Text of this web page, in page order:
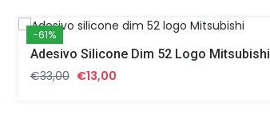
-61%
Adesivo Silicone Dim 52 Logo Mitsubishi
€33,00 Il€13,00Il